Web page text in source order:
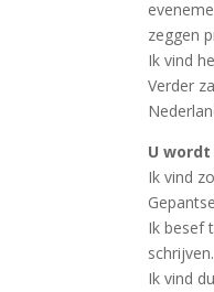
zeggen
Ik vind
Verder
U
Ik vind
Ik besef
Ik vind